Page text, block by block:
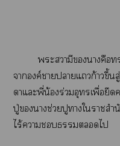
ะสวามีาคือ
าองค์าาแก้าวขึ้
ดาแะพี่น้องร่วมอุทรเพื่อยึด
ปู่าช่วยปูาใาส
ไร้าไ